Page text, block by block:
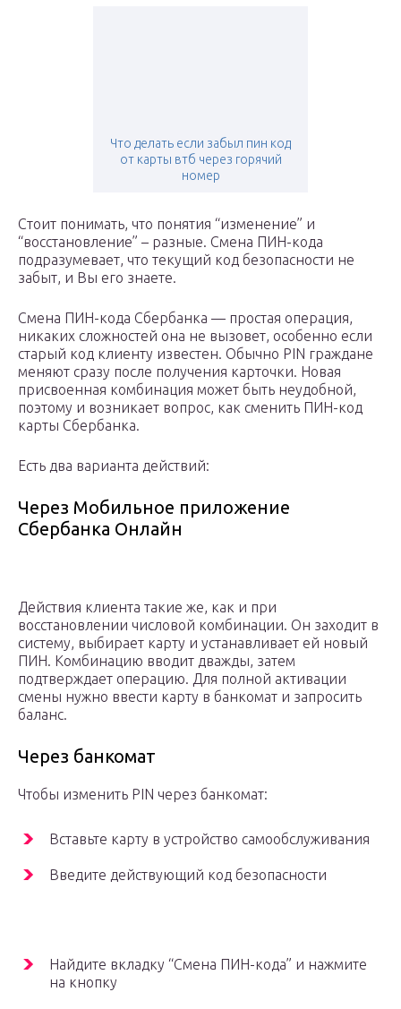
Что делать если забыл пин код
от карты втб через горячий
номер
Стоит понимать, что понятия “изменение” и
“восстановление” – разные. Смена ПИН-кода
подразумевает, что текущий код безопасности не
забыт, и Вы его знаете.
Смена ПИН-кода Сбербанка — простая операция,
никаких сложностей она не вызовет, особенно если
старый код клиенту известен. Обычно PIN граждане
меняют сразу после получения карточки. Новая
присвоенная комбинация может быть неудобной,
поэтому и возникает вопрос, как сменить ПИН-код
карты Сбербанка.
Есть два варианта действий:
Через Мобильное приложение
Сбербанка Онлайн
Действия клиента такие же, как и при
восстановлении числовой комбинации. Он заходит в
систему, выбирает карту и устанавливает ей новый
ПИН. Комбинацию вводит дважды, затем
подтверждает операцию. Для полной активации
смены нужно ввести карту в банкомат и запросить
баланс.
Через банкомат
Чтобы изменить PIN через банкомат:
Вставьте карту в устройство самообслуживания
Введите действующий код безопасности
Найдите вкладку “Смена ПИН-кода” и нажмите
на кнопку